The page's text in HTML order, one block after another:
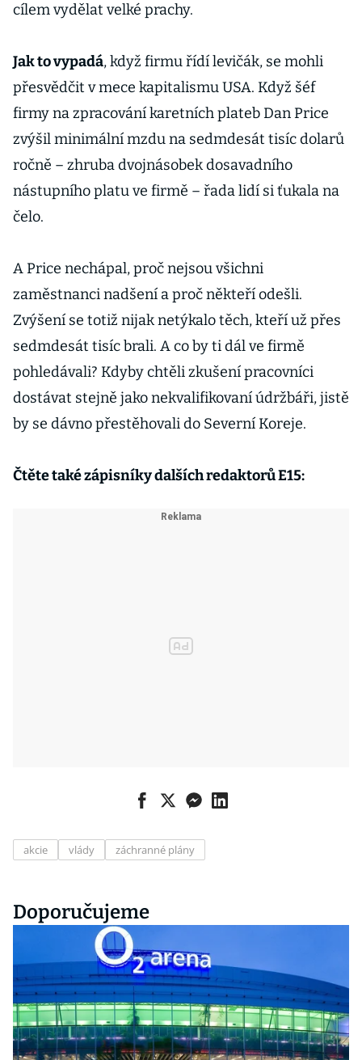
cílem vydělat velké prachy.
Jak to vypadá, když firmu řídí levičák, se mohli
přesvědčit v mece kapitalismu USA. Když šéf
firmy na zpracování karetních plateb Dan Price
zvýšil minimální mzdu na sedmdesát tisíc dolarů
ročně – zhruba dvojnásobek dosavadního
nástupního platu ve firmě – řada lidí si ťukala na
čelo.
A Price nechápal, proč nejsou všichni
zaměstnanci nadšení a proč někteří odešli.
Zvýšení se totiž nijak netýkalo těch, kteří už přes
sedmdesát tisíc brali. A co by ti dál ve firmě
pohledávali? Kdyby chtěli zkušení pracovníci
dostávat stejně jako nekvalifikovaní údržbáři, jistě
by se dávno přestěhovali do Severní Koreje.
Čtěte také zápisníky dalších redaktorů E15:
akcie vlády záchranné plány
Doporučujeme